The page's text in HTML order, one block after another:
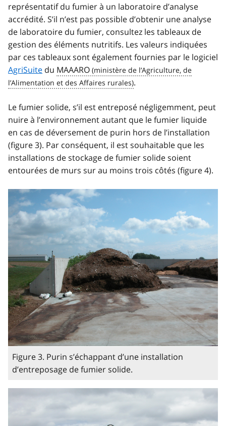
représentatif du fumier à un laboratoire d’analyse
accrédité. S’il n’est pas possible d’obtenir une analyse
de laboratoire du fumier, consultez les tableaux de
gestion des éléments nutritifs. Les valeurs indiquées
par ces tableaux sont également fournies par le logiciel
AgriSuite du MAAARO
.
Le fumier solide, s’il est entreposé négligemment, peut
nuire à l’environnement autant que le fumier liquide
en cas de déversement de purin hors de l’installation
(figure 3). Par conséquent, il est souhaitable que les
installations de stockage de fumier solide soient
entourées de murs sur au moins trois côtés (figure 4).
Figure 3. Purin s’échappant d’une installation
d’entreposage de fumier solide.